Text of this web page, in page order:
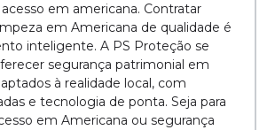
em americana. Contratar
em Americana de qualidade é
inteligente. A PS Proteção se
segurança patrimonial em
à realidade local, com
e tecnologia de ponta. Seja para
em Americana ou segurança